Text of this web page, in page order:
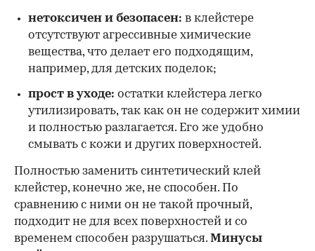
нетоксичен и безопасен: в клейстере
отсутствуют агрессивные химические
вещества, что делает его подходящим,
например, для детских поделок;
прост в уходе: остатки клейстера легко
утилизировать, так как он не содержит химии
и полностью разлагается. Его же удобно
смывать с кожи и других поверхностей.
Полностью заменить синтетический клей
клейстер, конечно же, не способен. По
сравнению с ними он не такой прочный,
подходит не для всех поверхностей и со
временем способен разрушаться. Минусы